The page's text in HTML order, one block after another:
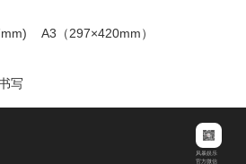
A3（297×420mm）
写
风暴娱乐
官方微信